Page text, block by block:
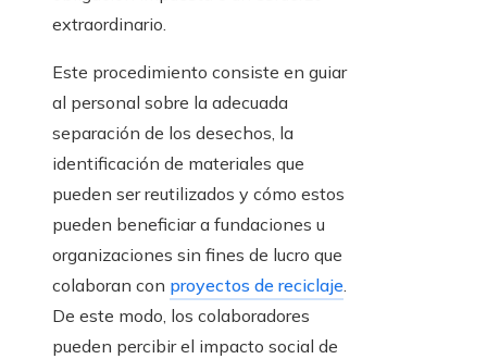
extraordinario.
Este procedimiento consiste en guiar
al personal sobre la adecuada
separación de los desechos, la
identificación de materiales que
pueden ser reutilizados y cómo estos
pueden beneficiar a fundaciones u
organizaciones sin fines de lucro que
colaboran con proyectos de reciclaje.
De este modo, los colaboradores
pueden percibir el impacto social de